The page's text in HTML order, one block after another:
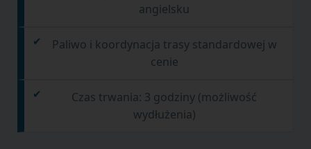
angielsku
Paliwo i koordynacja trasy standardowej w
cenie
Czas trwania: 3 godziny (możliwość
wydłużenia)